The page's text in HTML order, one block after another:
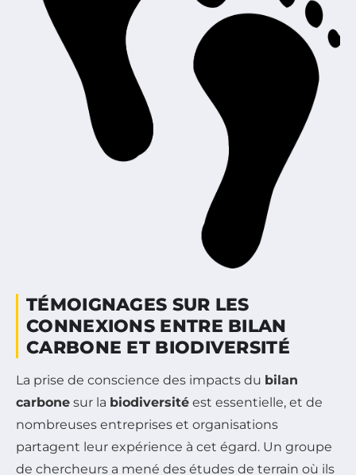
TÉMOIGNAGES SUR LES
CONNEXIONS ENTRE BILAN
CARBONE ET BIODIVERSITÉ
La prise de conscience des impacts du bilan
carbone sur la biodiversité est essentielle, et de
nombreuses entreprises et organisations
partagent leur expérience à cet égard. Un groupe
de chercheurs a mené des études de terrain où ils